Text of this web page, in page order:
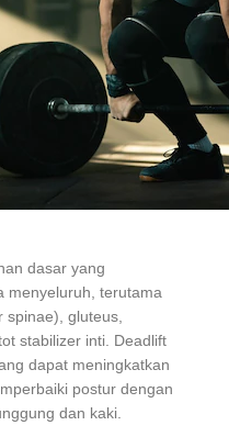
dasar yang
menyeluruh, terutama
gluteus,
stabilizer inti. Deadlift
dapat meningkatkan
postur dengan
dan kaki.